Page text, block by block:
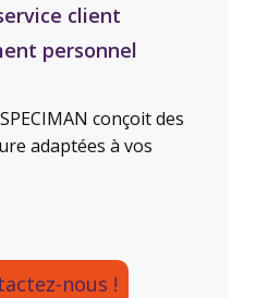
client
personnel
conçoit des
adaptées à vos
nous !